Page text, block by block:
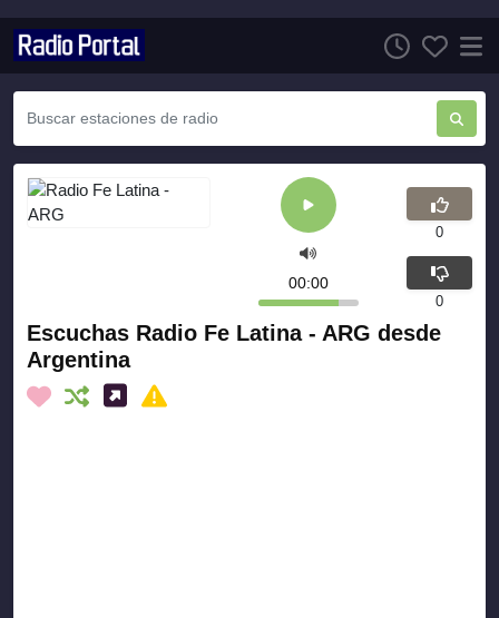
Escuchas Radio Fe Latina - ARG desde
Argentina
00:00
0
0